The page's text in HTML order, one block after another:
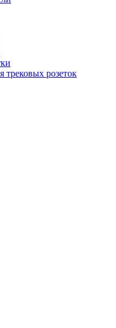
розеток